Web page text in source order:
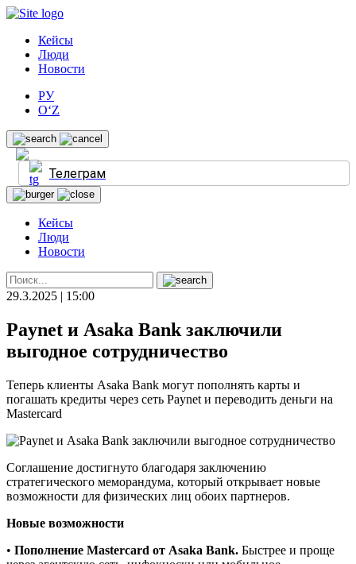
Кейсы
Люди
Новости
РУ
O‘Z
Телеграм
Кейсы
Люди
Новости
29.3.2025 | 15:00
Paynet и Asaka Bank заключили
выгодное сотрудничество
Теперь клиенты Asaka Bank могут пополнять карты и
погашать кредиты через сеть Paynet и переводить деньги на
Mastercard
Соглашение достигнуто благодаря заключению
стратегического меморандума, который открывает новые
возможности для физических лиц обоих партнеров.
Новые возможности
• Пополнение Mastercard от Asaka Bank. Быстрее и проще